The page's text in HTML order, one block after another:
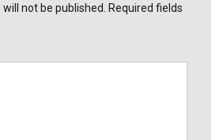
not be published. Required fields